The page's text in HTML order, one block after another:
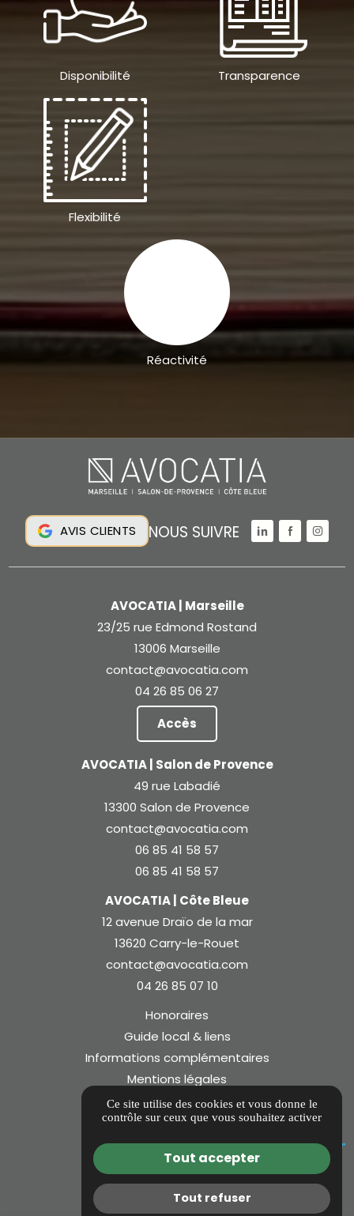
Disponibilité Transparence
Flexibilité
Réactivité
AVIS CLIENTS NOUS SUIVRE
AVOCATIA | Marseille
23/25 rue Edmond Rostand
13006 Marseille
contact@avocatia.com
04 26 85 06 27
Accès
AVOCATIA | Salon de Provence
49 rue Labadié
13300 Salon de Provence
contact@avocatia.com
06 85 41 58 57
06 85 41 58 57
AVOCATIA | Côte Bleue
12 avenue Draïo de la mar
13620 Carry-le-Rouet
contact@avocatia.com
04 26 85 07 10
Honoraires
Guide local & liens
Informations complémentaires
Mentions légales
Politique de confidentialité
Gestion des cookies
Ce site utilise des cookies et vous donne le
contrôle sur ceux que vous souhaitez activer
Tout accepter
Tout refuser